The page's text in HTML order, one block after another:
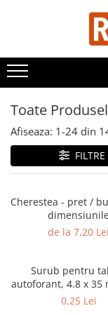
Toate Produsele
Materiale de
Balast-nisip
Dibluri
Dibluri cu șurub
Echipamente de
Grund pentru
Placi gips carton
Sisteme Gips-Carton
Suruburi
Tencuiala decorativa
Toate
Afiseaza: 1-24 din
FILTRE
Cherestea - pret /
de la 7,20 Lei
Surub pentru
autoforant, 4.8 x 35
bucati/cutie
0,25 Lei